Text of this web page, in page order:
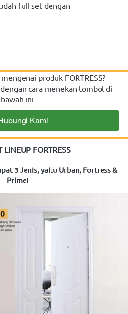
full set dengan
produk FORTRESS?
cara menekan tombol di
bawah ini
Kami !
LINEUP FORTRESS
3 Jenis, yaitu Urban, Fortress &
Prime!